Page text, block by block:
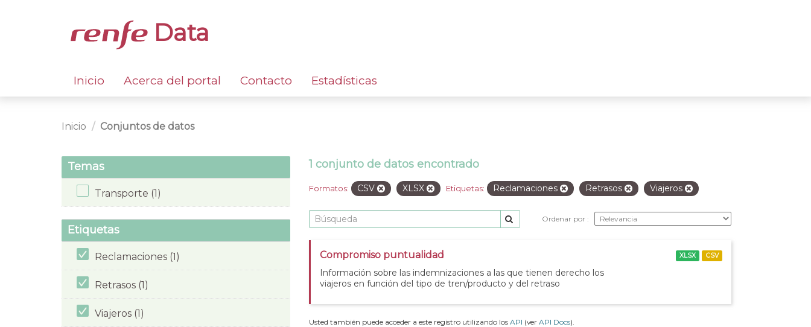
Data
Inicio Acerca del portal Contacto Estadísticas
Inicio Conjuntos de datos
Temas
Transporte (1)
Etiquetas
Reclamaciones (1)
Retrasos (1)
Viajeros (1)
1 conjunto de datos encontrado
Formatos: CSV XLSX Etiquetas: Reclamaciones Retrasos Viajeros
Ordenar por
Compromiso puntualidad
Información sobre las indemnizaciones a las que tienen derecho los
viajeros en función del tipo de tren/producto y del retraso
XLSX CSV
Usted también puede acceder a este registro utilizando los API (ver API Docs).